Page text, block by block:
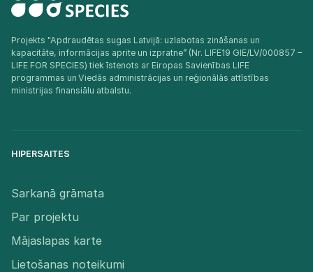
Projekts "Apdraudētas sugas Latvijā: uzlabotas zināšanas un
kapacitāte, informācijas aprite un izpratne” (Nr. LIFE19 GIE/LV/000857 –
LIFE FOR SPECIES) tiek īstenots ar Eiropas Savienības LIFE
programmas un Viedās administrācijas un reģionālās attīstības
ministrijas finansiālu atbalstu.​
HIPERSAITES
Sarkanā grāmata
Par projektu
Mājaslapas karte
Lietošanas noteikumi